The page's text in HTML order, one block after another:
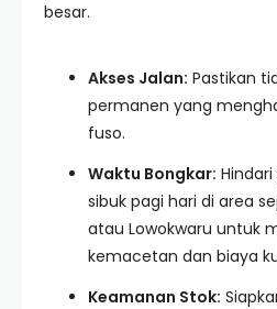
besar.
Akses Jalan: Pastikan
permanen yang
fuso.
Waktu Bongkar:
sibuk pagi hari di area
atau Lowokwaru untuk
kemacetan dan biaya
Keamanan Stok: